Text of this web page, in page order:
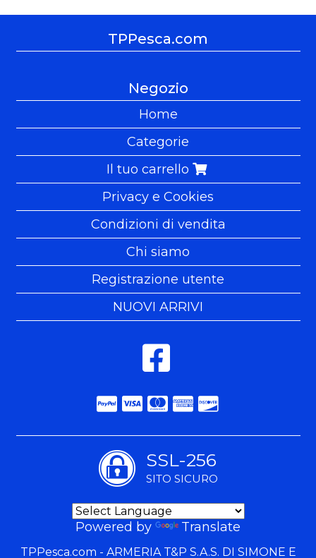
TPPesca.com
Negozio
Home
Categorie
Il tuo carrello
Privacy e Cookies
Condizioni di vendita
Chi siamo
Registrazione utente
NUOVI ARRIVI
SSL-256
SITO SICURO
Powered by Translate
TPPesca.com - ARMERIA T&P S.A.S. DI SIMONE E